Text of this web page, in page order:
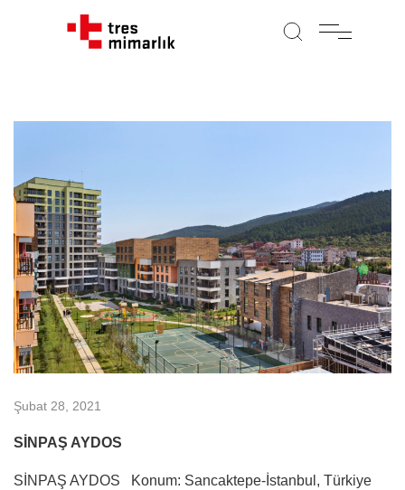
Şubat 28, 2021
SİNPAŞ AYDOS
SİNPAŞ AYDOS Konum: Sancaktepe-İstanbul, Türkiye